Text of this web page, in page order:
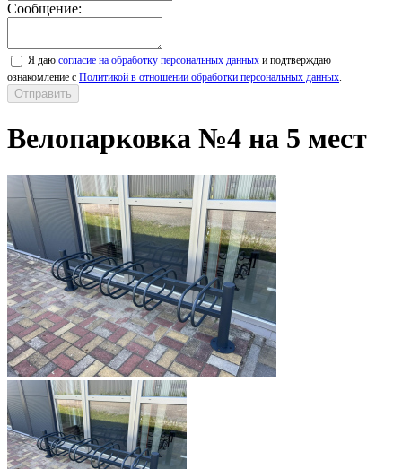
Сообщение:
Я даю согласие на обработку персональных данных и подтверждаю
ознакомление с Политикой в отношении обработки персональных данных.
Велопарковка №4 на 5 мест